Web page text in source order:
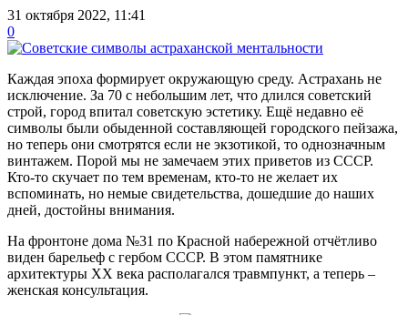
31 октября 2022, 11:41
0
Каждая эпоха формирует окружающую среду. Астрахань не
исключение. За 70 с небольшим лет, что длился советский
строй, город впитал советскую эстетику. Ещё недавно её
символы были обыденной составляющей городского пейзажа,
но теперь они смотрятся если не экзотикой, то однозначным
винтажем. Порой мы не замечаем этих приветов из СССР.
Кто-то скучает по тем временам, кто-то не желает их
вспоминать, но немые свидетельства, дошедшие до наших
дней, достойны внимания.
На фронтоне дома №31 по Красной набережной отчётливо
виден барельеф с гербом СССР. В этом памятнике
архитектуры XX века располагался травмпункт, а теперь –
женская консультация.